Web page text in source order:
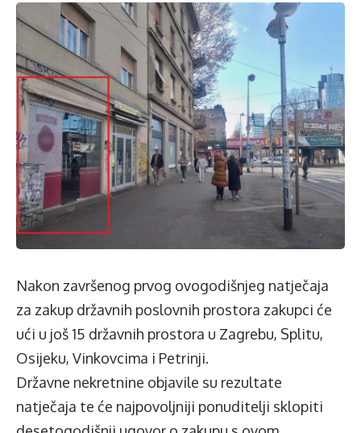
Nakon završenog prvog ovogodišnjeg natječaja
za zakup državnih poslovnih prostora zakupci će
ući u još 15 državnih prostora u Zagrebu, Splitu,
Osijeku, Vinkovcima i Petrinji.
Državne nekretnine objavile su rezultate
natječaja te će najpovoljniji ponuditelji sklopiti